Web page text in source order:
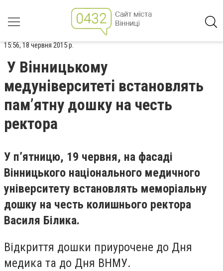
15:56, 18 червня 2015 р.
У Вінницькому
медуніверситеті встановлять
пам’ятну дошку на честь
ректора
У п’ятницю, 19 червня, на фасаді
Вінницького національного медичного
університету встановлять меморіальну
дошку на честь колишнього ректора
Василя Білика.
Відкриття дошки приурочене до Дня
медика та до Дня ВНМУ.